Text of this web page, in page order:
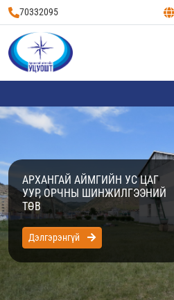
70332095
АРХАНГАЙ АЙМГИЙН УС ЦАГ
УУР, ОРЧНЫ ШИНЖИЛГЭЭНИЙ
ТӨВ
Дэлгэрэнгүй